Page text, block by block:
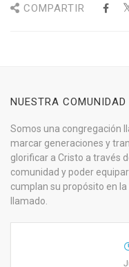
COMPARTIR
NUESTRA COMUNIDAD
Somos una congregación
marcar generaciones y
glorificar a Cristo a través
comunidad y poder
cumplan su propósito en
llamado.